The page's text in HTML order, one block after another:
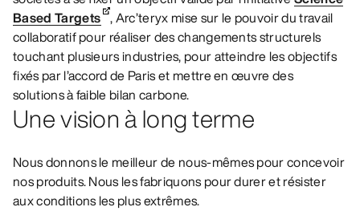
Based Targets , Arc’teryx mise sur le pouvoir du travail
collaboratif pour réaliser des changements structurels
touchant plusieurs industries, pour atteindre les objectifs
fixés par l’accord de Paris et mettre en œuvre des
solutions à faible bilan carbone.
Une vision à long terme
Nous donnons le meilleur de nous-mêmes pour concevoir
nos produits. Nous les fabriquons pour durer et résister
aux conditions les plus extrêmes.